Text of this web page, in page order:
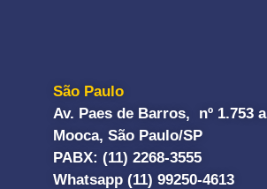
São Paulo
Av. Paes de Barros, nº 1.753 a
Mooca, São Paulo/SP
PABX: (11) 2268-3555
Whatsapp (11) 99250-4613